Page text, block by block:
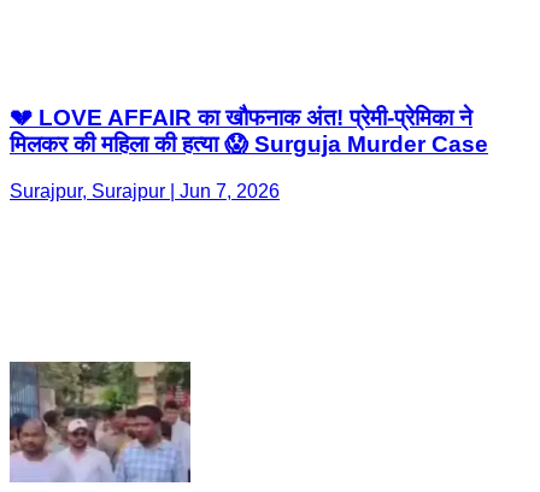
💔 LOVE AFFAIR का खौफनाक अंत! प्रेमी-प्रेमिका ने
मिलकर की महिला की हत्या 😱 Surguja Murder Case
Surajpur, Surajpur | Jun 7, 2026